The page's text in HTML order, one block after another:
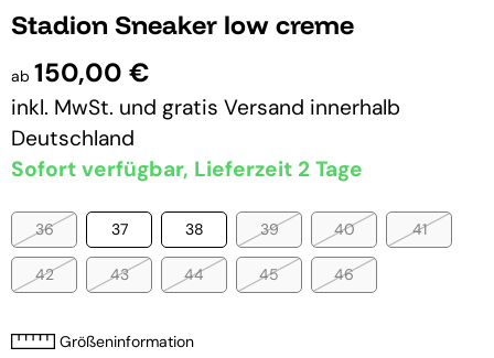
Stadion Sneaker low creme
ab 150,00 €
inkl. MwSt. und gratis Versand innerhalb
Deutschland
Sofort verfügbar, Lieferzeit 2 Tage
36 37 38 39 40 41
42 43 44 45 46
Größeninformation